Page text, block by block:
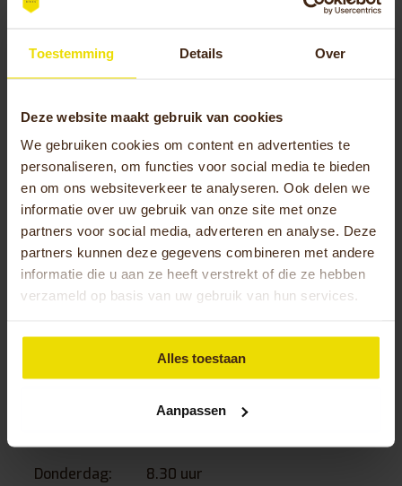
Toestemming Details Over
Deze website maakt gebruik van cookies
We gebruiken cookies om content en advertenties te
personaliseren, om functies voor social media te bieden
en om ons websiteverkeer te analyseren. Ook delen we
informatie over uw gebruik van onze site met onze
partners voor social media, adverteren en analyse. Deze
partners kunnen deze gegevens combineren met andere
informatie die u aan ze heeft verstrekt of die ze hebben
verzameld op basis van uw gebruik van hun services.
Alles toestaan
Aanpassen
Openingstijden Sanitätshaus LanCas
8.30 uur
– 18.00
uur
Dinsdag:
8.30 uur
– 18.00
Woensdag:
7.30 uur
uur
Donderdag:
8.30 uur